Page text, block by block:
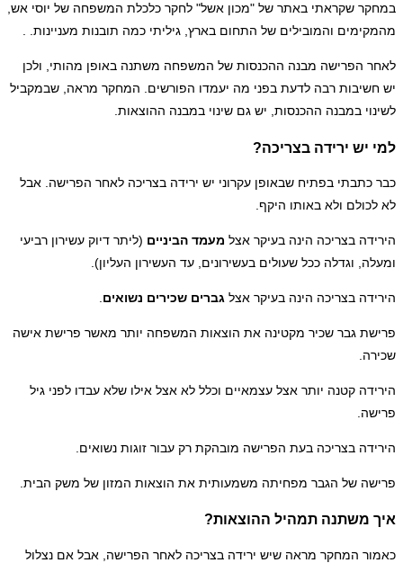
שקראתי באתר של "מכון אשל" לחקר כלכלת המשפחה של יוסי אש,
והמובילים של התחום בארץ, גיליתי כמה תובנות מעניינות. .
הפרישה מבנה ההכנסות של המשפחה משתנה באופן מהותי, ולכן
רבה לדעת בפני מה יעמדו הפורשים. המחקר מראה, שבמקביל
במבנה ההכנסות, יש גם שינוי במבנה ההוצאות.
יש ירידה בצריכה?
בפתיח שבאופן עקרוני יש ירידה בצריכה לאחר הפרישה. אבל
ולא באותו היקף.
בצריכה הינה בעיקר אצל מעמד הביניים(ליתר דיוק עשירון רביעי
וגדלה ככל שעולים בעשירונים, עד העשירון העליון).
בצריכה הינה בעיקר אצל גברים שכירים נשואים.
גבר שכיר מקטינה את הוצאות המשפחה יותר מאשר פרישת אישה
קטנה יותר אצל עצמאיים וכלל לא אצל אילו שלא עבדו לפני גיל
בצריכה בעת הפרישה מובהקת רק עבור זוגות נשואים.
של הגבר מפחיתה משמעותית את הוצאות המזון של משק הבית.
משתנה תמהיל ההוצאות?
המחקר מראה שיש ירידה בצריכה לאחר הפרישה, אבל אם נצלול